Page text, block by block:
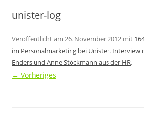
unister-log
Veröffentlicht am 26. November 2012 mit
im Personalmarketing bei Unister. Interview
Enders und Anne Stöckmann aus der HR.
← Vorheriges